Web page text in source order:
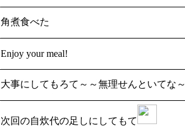
角煮食べた
Enjoy your meal!
大事にしてもろて～～無理せんといてな～
次回の自炊代の足しにしてもて